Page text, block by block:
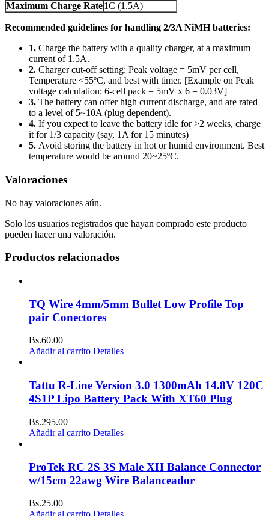
Maximum Charge Rate1C (1.5A)
Recommended guidelines for handling 2/3A NiMH batteries:
1. Charge the battery with a quality charger, at a maximum
current of 1.5A.
2. Charger cut-off setting: Peak voltage = 5mV per cell,
Temperature <55ºC, and best with timer. [Example on Peak
voltage calculation: 6-cell pack = 5mV x 6 = 0.03V]
3. The battery can offer high current discharge, and are rated
to a level of 5~10A (plug dependent).
4. If you expect to leave the battery idle for >2 weeks, charge
it for 1/3 capacity (say, 1A for 15 minutes)
5. Avoid storing the battery in hot or humid environment. Best
temperature would be around 20~25ºC.
Valoraciones
No hay valoraciones aún.
Solo los usuarios registrados que hayan comprado este producto
pueden hacer una valoración.
Productos relacionados
TQ Wire 4mm/5mm Bullet Low Profile Top
pair Conectores
Bs.60.00
Añadir al carrito Detalles
Tattu R-Line Version 3.0 1300mAh 14.8V 120C
4S1P Lipo Battery Pack With XT60 Plug
Bs.295.00
Añadir al carrito Detalles
ProTek RC 2S 3S Male XH Balance Connector
w/15cm 22awg Wire Balanceador
Bs.25.00